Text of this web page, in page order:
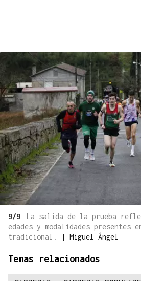
9/9
La salida de la prueba
edades y modalidades presentes
tradicional.
| Miguel Ángel
Temas relacionados